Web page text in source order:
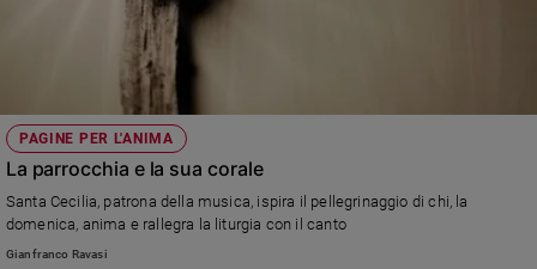
Papa
Papa
Chiesa
PAGINE PER L'ANIMA
La parrocchia e la sua corale
Santa Cecilia, patrona della musica, ispira il pellegrinaggio di chi, la
domenica, anima e rallegra la liturgia con il canto
Gianfranco Ravasi